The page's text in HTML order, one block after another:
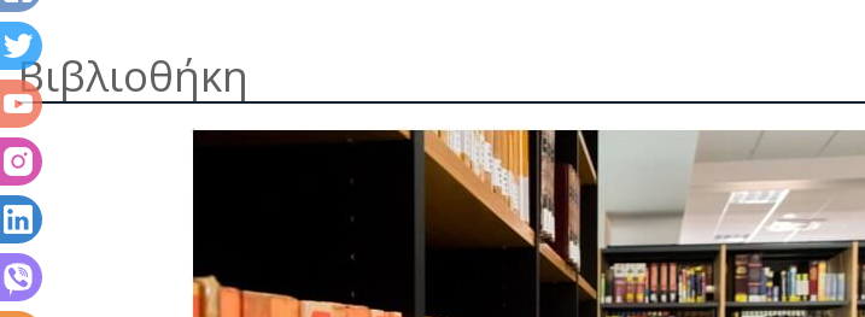
Βιβλιοθήκη